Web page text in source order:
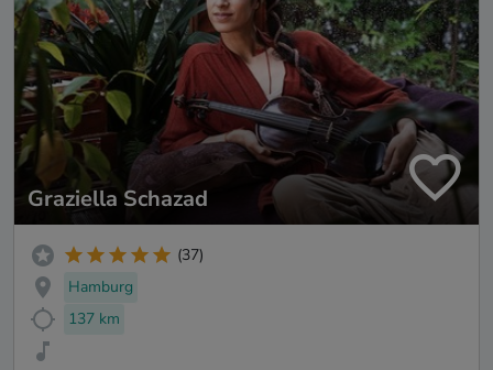
Graziella Schazad
(37)
Hamburg
137 km